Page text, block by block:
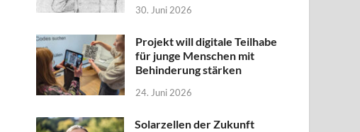
30. Juni 2026
Projekt will digitale Teilhabe
für junge Menschen mit
Behinderung stärken
24. Juni 2026
Solarzellen der Zukunft